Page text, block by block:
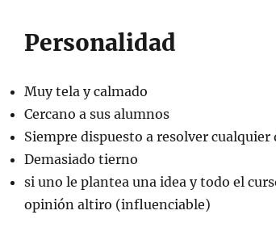
Personalidad
Muy tela y calmado
Cercano a sus alumnos
Siempre dispuesto a resolver cualquier
Demasiado tierno
si uno le plantea una idea y todo el
opinión altiro (influenciable)